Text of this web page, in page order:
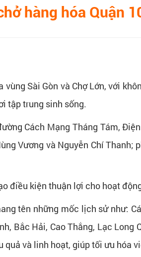
hàng hóa Quận
Sài Gòn và Chợ Lớn, với
tập trung sinh sống.
Cách Mạng Tháng Tám,
Vương và Nguyễn Chí
điều kiện thuận lợi cho hoạt
tên những mốc lịch sử như:
Bắc Hải, Cao Thắng, Lạc
và linh hoạt, giúp tối ưu hóa